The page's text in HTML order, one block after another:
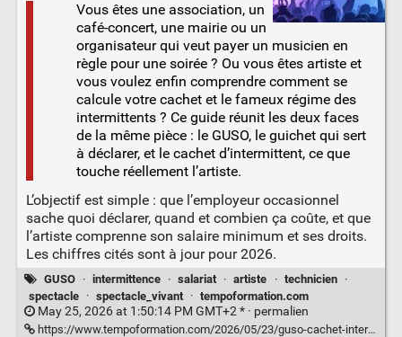
Vous êtes une association, un
café-concert, une mairie ou un
organisateur qui veut payer un musicien en
règle pour une soirée ? Ou vous êtes artiste et
vous voulez enfin comprendre comment se
calcule votre cachet et le fameux régime des
intermittents ? Ce guide réunit les deux faces
de la même pièce : le GUSO, le guichet qui sert
à déclarer, et le cachet d’intermittent, ce que
touche réellement l’artiste.
L’objectif est simple : que l’employeur occasionnel
sache quoi déclarer, quand et combien ça coûte, et que
l’artiste comprenne son salaire minimum et ses droits.
Les chiffres cités sont à jour pour 2026.
GUSO · intermittence · salariat · artiste · technicien
·
spectacle
· spectacle_vivant · tempoformation.com
May 25, 2026 at 1:50:14 PM GMT+2 * · permalien
https://www.tempoformation.com/2026/05/23/guso-cachet-intermittent-spectacle-guide-2026/